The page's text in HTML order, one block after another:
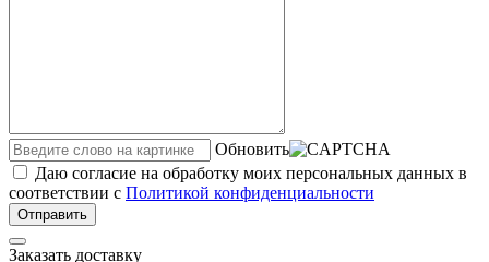
Обновить
Даю согласие на обработку моих персональных данных в
соответствии с Политикой конфиденциальности
Отправить
Заказать доставку